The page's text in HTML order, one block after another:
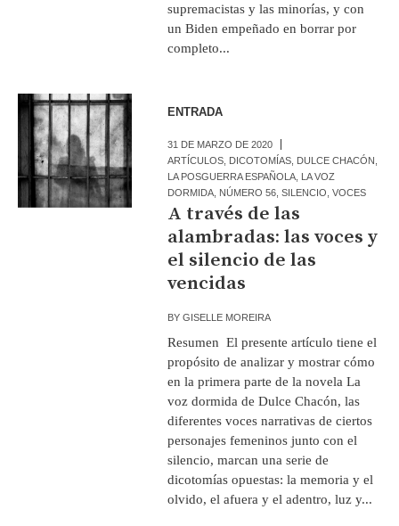
supremacistas y las minorías, y con
un Biden empeñado en borrar por
completo...
ENTRADA
31 DE MARZO DE 2020
ARTÍCULOS DICOTOMÍAS DULCE CHACÓN
LA POSGUERRA ESPAÑOLA LA VOZ
DORMIDA NÚMERO 56 ,SILENCIO ,VOCES
A través de las
alambradas: las voces y
el silencio de las
vencidas
BYGISELLE MOREIRA
Resumen El presente artículo tiene el
propósito de analizar y mostrar cómo
en la primera parte de la novela La
voz dormida de Dulce Chacón, las
diferentes voces narrativas de ciertos
personajes femeninos junto con el
silencio, marcan una serie de
dicotomías opuestas: la memoria y el
olvido, el afuera y el adentro, luz y...